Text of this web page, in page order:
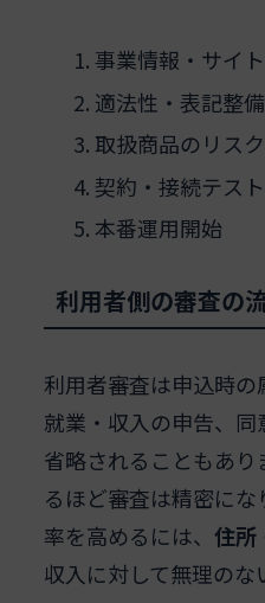
事業情報・サイ
適法性・表記整
取扱商品のリス
契約・接続テスト
本番運用開始
利用者側の審査の
利用者審査は申込時の
就業・収入の申告、
省略されることもあり
るほど審査は精密に
率を高めるには、 住所
収入に対して無理の